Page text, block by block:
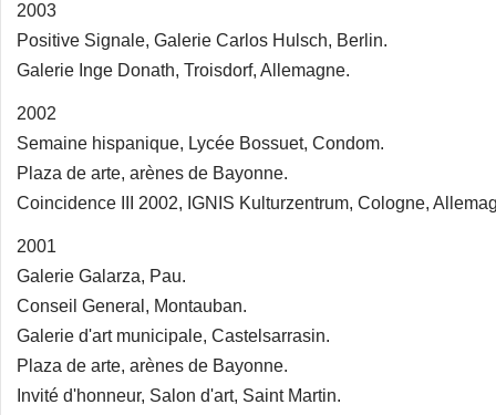
2003
Positive Signale, Galerie Carlos Hulsch, Berlin.
Galerie Inge Donath, Troisdorf, Allemagne.
2002
Semaine hispanique, Lycée Bossuet, Condom.
Plaza de arte, arènes de Bayonne.
Coincidence III 2002, IGNIS Kulturzentrum, Cologne,
2001
Galerie Galarza, Pau.
Conseil General, Montauban.
Galerie d'art municipale, Castelsarrasin.
Plaza de arte, arènes de Bayonne.
Invité d'honneur, Salon d'art, Saint Martin.